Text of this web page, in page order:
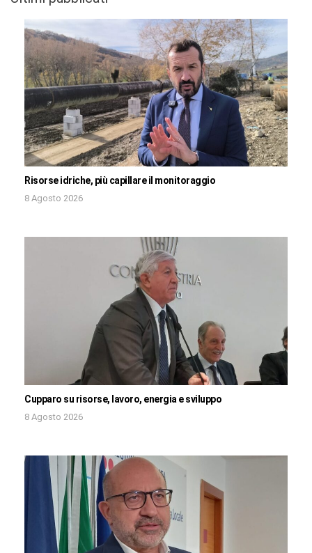
Risorse idriche, più capillare il monitoraggio
8 Agosto 2026
Cupparo su risorse, lavoro, energia e sviluppo
8 Agosto 2026